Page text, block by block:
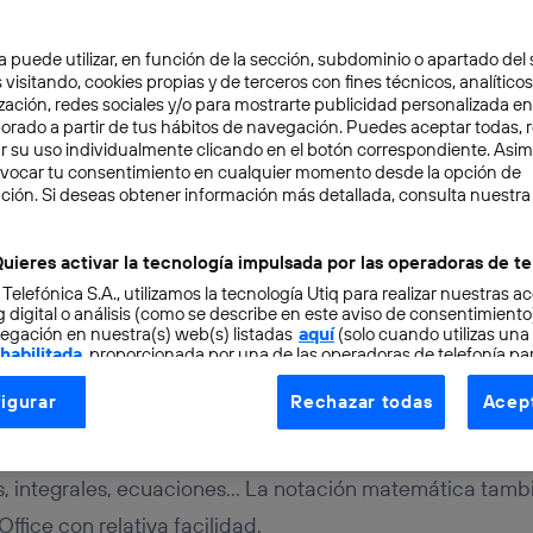
3 min
añadir fórmulas,
a tus documentos
integrales, ecuaciones… La notación matemática
con relativa facilidad.
puede utilizar, en función de la sección, subdominio o apartado del
visitando, cookies propias y de terceros con fines técnicos,
redes sociales y/o para mostrarte publicidad personalizada
a partir de tus hábitos de navegación. Puedes aceptar todas,
su uso individualmente clicando en el botón correspondiente.
tu consentimiento en cualquier momento desde la opción de
Si deseas obtener información más detallada, consulta nuestra
activar la tecnología impulsada por las operadoras de
S.A., utilizamos la tecnología Utiq para realizar nuestras
digital o análisis (como se describe en este aviso de
en nuestra(s) web(s) listadas aquí(solo cuando utilizas una
, proporcionada por una de las operadoras de telefonía
consentimiento en cada página web).
Utiq está diseñada con la privacidad como prioridad
dirección IP y otra información de la cuenta de cliente de
a la conexión que utilizas (p. ej., número de teléfono móvil).
Rechazar todas